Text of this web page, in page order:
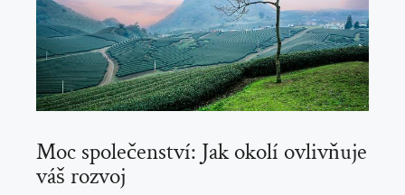
Moc společenství: Jak okolí ovlivňuje
váš rozvoj